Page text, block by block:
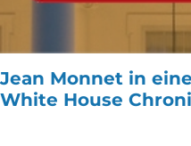
Jean Monnet in
White House